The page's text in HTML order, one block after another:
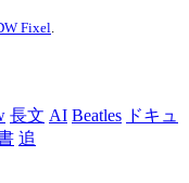
Fixel
長文 AI Beatles ドキュ
追